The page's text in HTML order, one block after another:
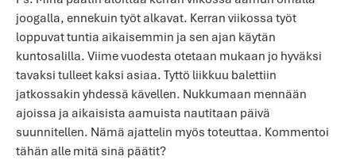
joogalla, ennekuin työt alkavat. Kerran viikossa työt
loppuvat tuntia aikaisemmin ja sen ajan käytän
kuntosalilla. Viime vuodesta otetaan mukaan jo hyväksi
tavaksi tulleet kaksi asiaa. Tyttö liikkuu balettiin
jatkossakin yhdessä kävellen. Nukkumaan mennään
ajoissa ja aikaisista aamuista nautitaan päivä
suunnitellen. Nämä ajattelin myös toteuttaa. Kommentoi
tähän alle mitä sinä päätit?